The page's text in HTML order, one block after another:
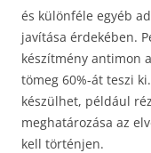
és különféle egyéb
javítása érdekében.
készítmény antimon
tömeg 60%-át teszi
készülhet, például
meghatározása az
kell történjen.